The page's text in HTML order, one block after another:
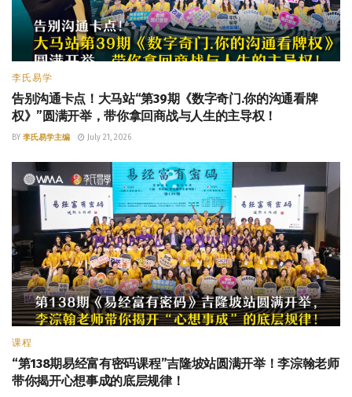
李氏易学
告别沟通卡点！大马站“第39期《数字奇门.你的沟通看牌
权》”圆满开举，带你拿回商战与人生的主导权！
BY 李氏易学主编 July 21, 2026
课程
“第138期易经富有密码课程”吉隆坡站圆满开举！李淙翰老师
带你揭开心想事成的底层规律！